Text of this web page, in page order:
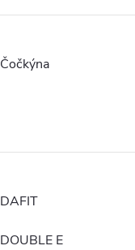
Čočkýna
DAFIT
DOUBLE E